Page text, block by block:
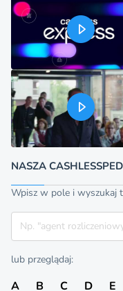
NASZA
Wpisz w pole i wyszukaj
Szukaj
lub przeglądaj:
A B C D E